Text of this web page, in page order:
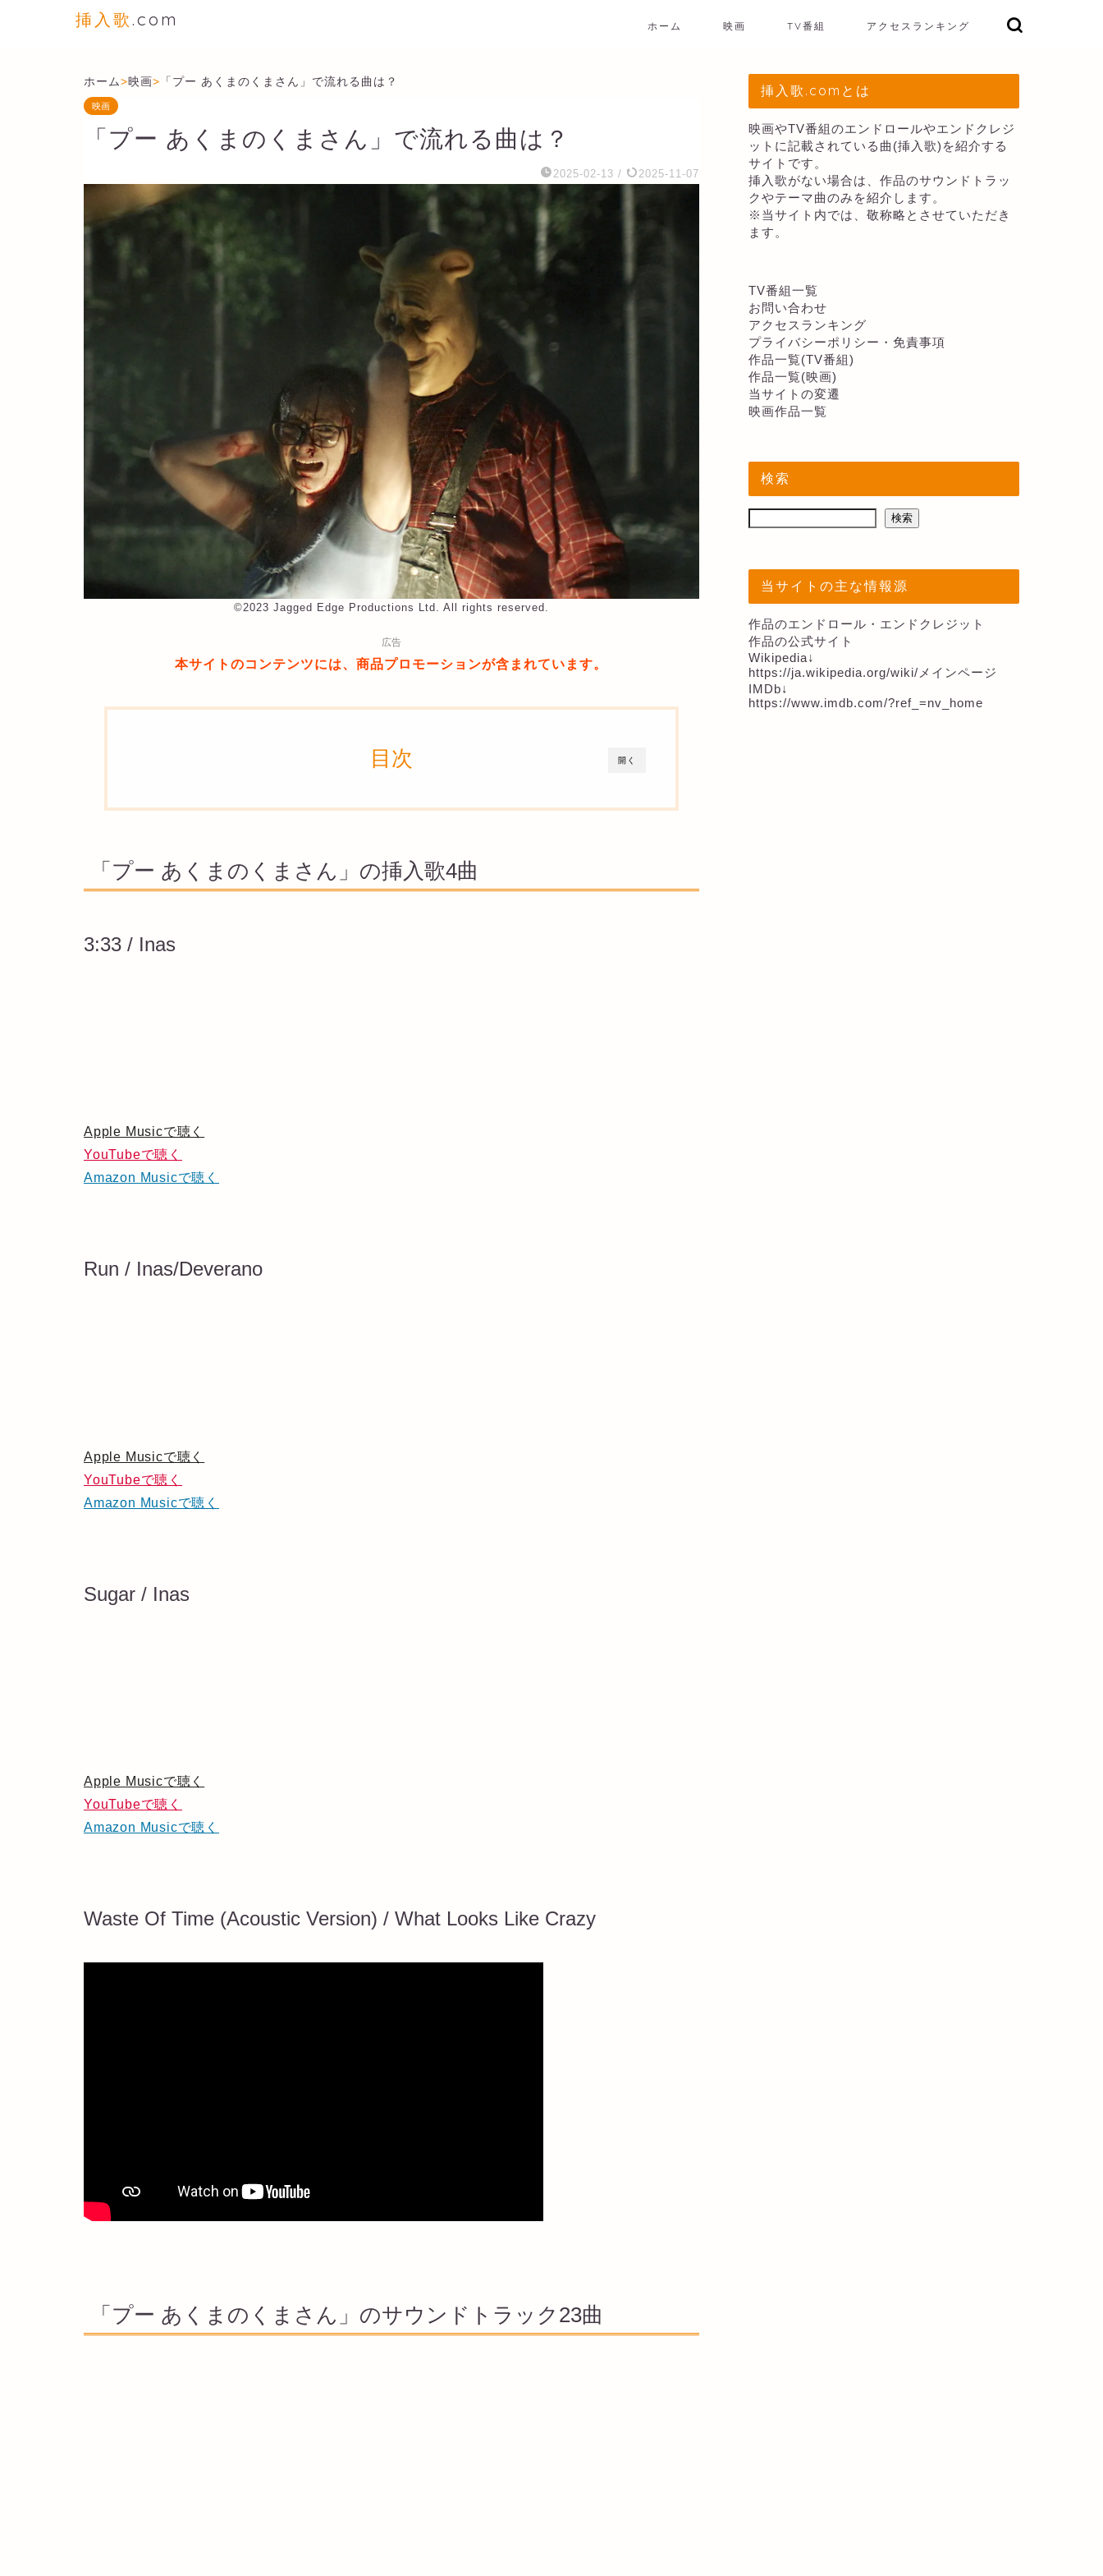
挿入歌.com ホーム 映画 TV番組 アクセスランキング
ホーム>映画> 「プー あくまのくまさん」で流れる曲は？
映画
「プー あくまのくまさん」で流れる曲は？
2025-02-13 / 2025-11-07
©︎2023 Jagged Edge Productions Ltd. All rights reserved.
広告
本サイトのコンテンツには、商品プロモーションが含まれています。
開く
目次
「プー あくまのくまさん」の挿入歌4曲
3:33 / Inas
Apple Musicで聴く
YouTubeで聴く
Amazon Musicで聴く
Run / Inas/Deverano
Apple Musicで聴く
YouTubeで聴く
Amazon Musicで聴く
Sugar / Inas
Apple Musicで聴く
YouTubeで聴く
Amazon Musicで聴く
Waste Of Time (Acoustic Version) / What Looks Like Crazy
「プー あくまのくまさん」のサウンドトラック23曲
挿入歌.comとは
映画やTV番組のエンドロールやエンドクレジ
ットに記載されている曲(挿入歌)を紹介する
サイトです。
挿入歌がない場合は、作品のサウンドトラッ
クやテーマ曲のみを紹介します。
※当サイト内では、敬称略とさせていただき
ます。
TV番組一覧
お問い合わせ
アクセスランキング
プライバシーポリシー・免責事項
作品一覧(TV番組)
作品一覧(映画)
当サイトの変遷
映画作品一覧
検索
検索
当サイトの主な情報源
作品のエンドロール・エンドクレジット
作品の公式サイト
Wikipedia↓
https://ja.wikipedia.org/wiki/メインページ
IMDb↓
https://www.imdb.com/?ref_=nv_home